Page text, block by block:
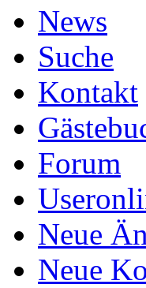
News
Suche
Kontakt
Forum
Neue
Neue